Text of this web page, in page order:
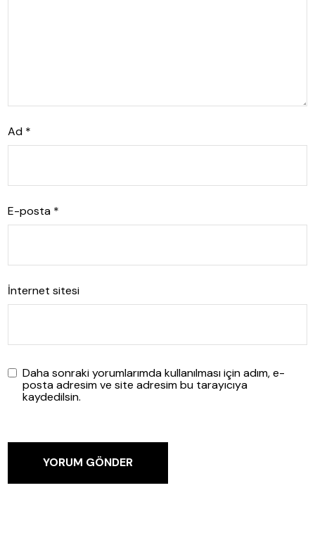
Ad *
E-posta *
İnternet sitesi
Daha sonraki yorumlarımda kullanılması için adım, e-
posta adresim ve site adresim bu tarayıcıya
kaydedilsin.
YORUM GÖNDER